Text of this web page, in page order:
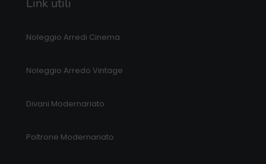
Link utili
Noleggio Arredi Cinema
Noleggio Arredo Vintage
Divani Modernariato
Poltrone Modernariato